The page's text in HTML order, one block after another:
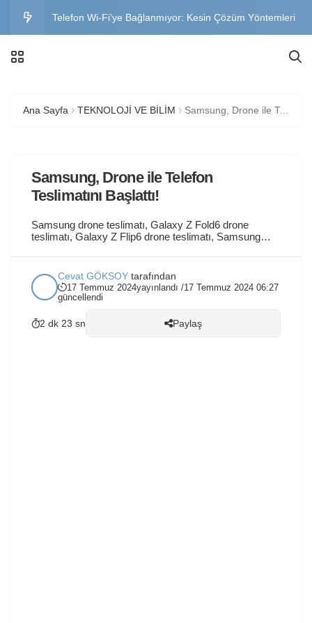
Telefon Wi-Fi’ye Bağlanmıyor: Kesin Çözüm Yöntemleri
Ana Sayfa TEKNOLOJİ VE BİLİM Samsung, Drone ile Telefon Teslimatını Başlattı!
Samsung, Drone ile Telefon
Teslimatını Başlattı!
Samsung drone teslimatı, Galaxy Z Fold6 drone
teslimatı, Galaxy Z Flip6 drone teslimatı, Samsung
Konular hakkında bilgileri bu yazımızda bulabilirsiniz.
Samsung, teknolojideki yenilikçi hamlelerine bir
yenisini daha ekledi. Geçtiğimiz hafta düzenlenen
Unpacked etkinliğinde tanıtılan Galaxy Z Fold6 ve Z
Flip6 modelleri, Kore’de drone ile...
Cevat GÖKSOY tarafından
17 Temmuz 2024yayınlandı /17 Temmuz 2024 06:27
güncellendi
2 dk 23 sn Paylaş